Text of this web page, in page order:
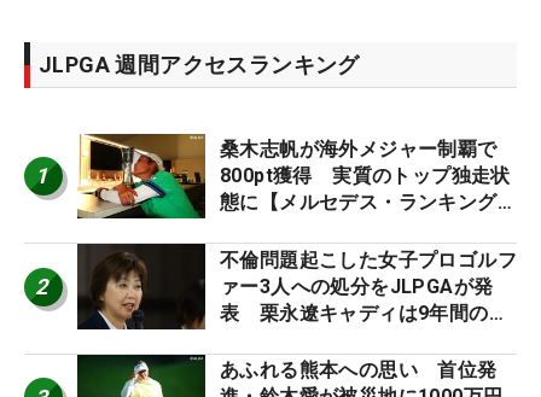
JLPGA 週間アクセスランキング
1
桑木志帆が海外メジャー制覇で
800pt獲得 実質のトップ独走状
態に【メルセデス・ランキング番
2
不倫問題起こした女子プロゴルフ
ァー3人への処分をJLPGAが発
表 栗永遼キャディは9年間の立
あふれる熊本への思い 首位発